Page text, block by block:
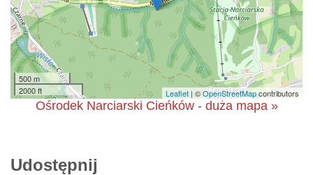
500 m
2000 ft
Leaflet | ©OpenStreetMapcontributors
Ośrodek Narciarski Cieńków - duża mapa »
Udostępnij